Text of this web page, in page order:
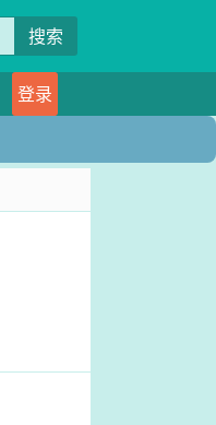
搜索
登录